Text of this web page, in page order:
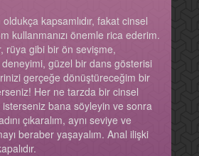
kapsamlıdır, fakat cinsel
kullanmanızı önemle rica ederim.
rüya gibi bir ön sevişme,
güzel bir dans gösterisi
gerçeğe dönüştüreceğim bir
Her ne tarzda bir cinsel
bana söyleyin ve sonra
çıkaralım, aynı seviye ve
beraber yaşayalım. Anal ilişki